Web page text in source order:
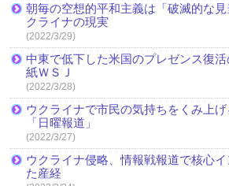
朝毎の空想的平和主義は「破滅的な
クライナの現実
(2022/3/29)
中東で低下した米国のプレゼンス復
紙ＷＳＪ
(2022/3/28)
ウクライナで市民の気持ちをくみ上
「日曜報道」
(2022/3/27)
ウクライナ侵略、情報戦報道で核心
た産経